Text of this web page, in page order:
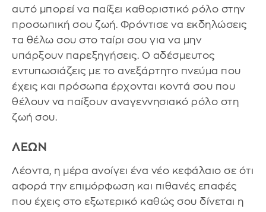
αυτό μπορεί να παίξει καθοριστικό ρόλο στην
προσωπική σου ζωή. Φρόντισε να εκδηλώσεις
τα θέλω σου στο ταίρι σου για να μην
υπάρξουν παρεξηγήσεις. Ο αδέσμευτος
εντυπωσιάζεις με το ανεξάρτητο πνεύμα που
έχεις και πρόσωπα έρχονται κοντά σου που
θέλουν να παίξουν αναγεννησιακό ρόλο στη
ζωή σου.
ΛΕΩΝ
Λέοντα, η μέρα ανοίγει ένα νέο κεφάλαιο σε ότι
αφορά την επιμόρφωση και πιθανές επαφές
που έχεις στο εξωτερικό καθώς σου δίνεται η